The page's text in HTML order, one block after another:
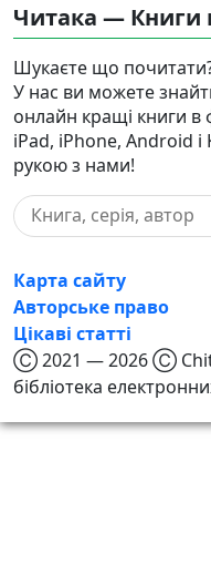
Читака —
Шукаєте що
У нас ви можете
онлайн кращі книги
iPad, iPhone, Android і
рукою з нами!
Карта сайту
Авторське право
Цікаві статті
Ⓒ 2021 — 2026 Ⓒ
бібліотека